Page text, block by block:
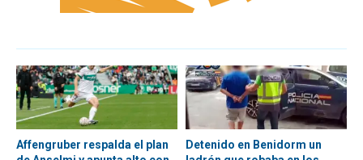
Affengruber respalda el plan
Detenido en Benidorm un